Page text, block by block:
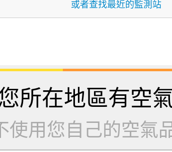
或者查找最近的監測站
所在地區有空
使用您自己的空氣